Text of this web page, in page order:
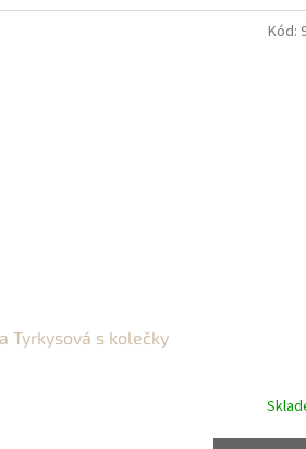
Tyrkysová s kolečky
Kód: